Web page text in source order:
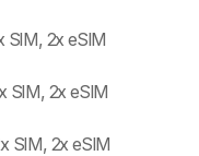
SIM, 2x eSIM
SIM, 2x eSIM
SIM, 2x eSIM